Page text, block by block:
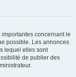
concernant le
possible. Les annonces
lequel elles sont
de publier des